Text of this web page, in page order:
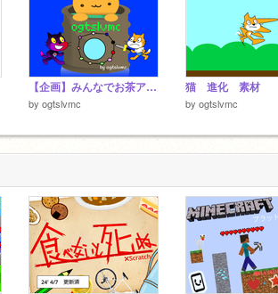
【企画】みんなでお茶アイコン ogtslvmc版！
by ogtslvmc
猫 進化 素材
by ogtslvmc